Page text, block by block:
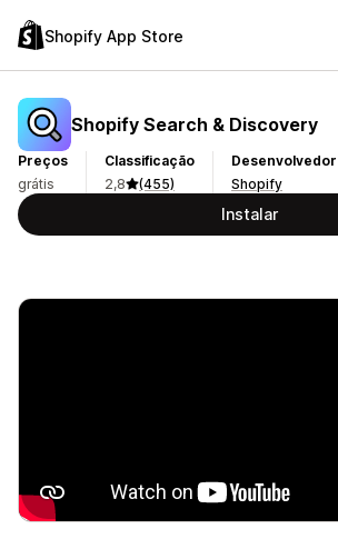
Shopify App Store
Shopify Search & Discovery
Preços
grátis
Classificação
2,8
(455)
Desenvolvedor
Shopify
Instalar